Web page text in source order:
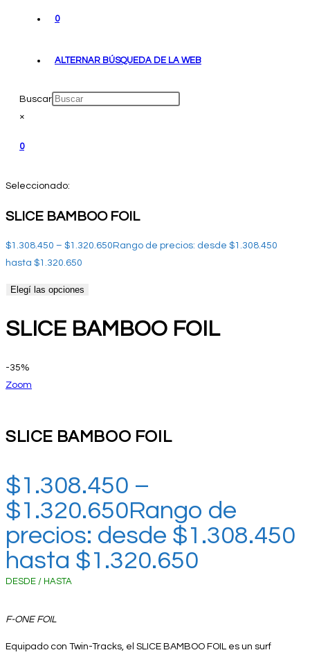
0
ALTERNAR BÚSQUEDA DE LA WEB
Buscar
×
0
Seleccionado:
SLICE BAMBOO FOIL
$1.308.450 – $1.320.650 Rango de precios: desde $1.308.450
hasta $1.320.650
Elegí las opciones
SLICE BAMBOO FOIL
-35%
Zoom
SLICE BAMBOO FOIL
$1.308.450 –
$1.320.650Rango de
precios: desde $1.308.450
hasta $1.320.650
DESDE / HASTA
F-ONE FOIL
Equipado con Twin-Tracks, el SLICE BAMBOO FOIL es un surf